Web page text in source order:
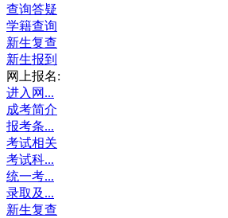
查询答疑
学籍查询
新生复查
新生报到
网上报名:
进入网...
成考简介
报考条...
考试相关
考试科...
统一考...
录取及...
新生复查